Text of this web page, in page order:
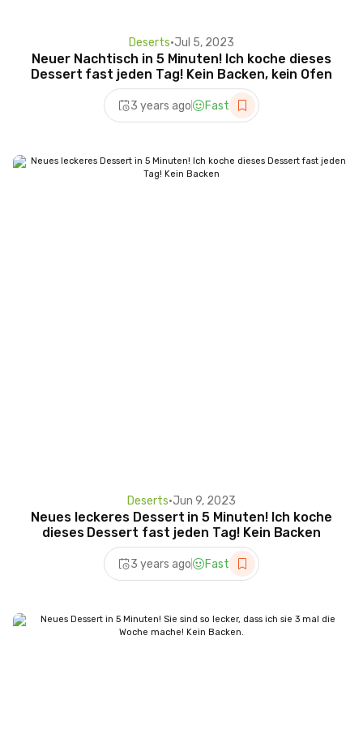
Deserts•Jul 5, 2023
Neuer Nachtisch in 5 Minuten! Ich koche dieses
Dessert fast jeden Tag! Kein Backen, kein Ofen
3 years ago Fast
Deserts•Jun 9, 2023
Neues leckeres Dessert in 5 Minuten! Ich koche
dieses Dessert fast jeden Tag! Kein Backen
3 years ago Fast